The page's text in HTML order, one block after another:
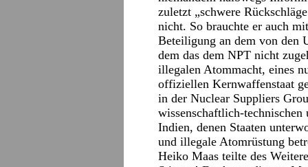
zuletzt „schwere
nicht. So brauchte er auch
Beteiligung an dem von den
dem das dem NPT nicht
illegalen Atommacht, eines
offiziellen Kernwaffenstaat
in der Nuclear Suppliers
wissenschaftlich-
Indien, denen Staaten
und illegale Atomrüstung
Heiko Maas teilte des